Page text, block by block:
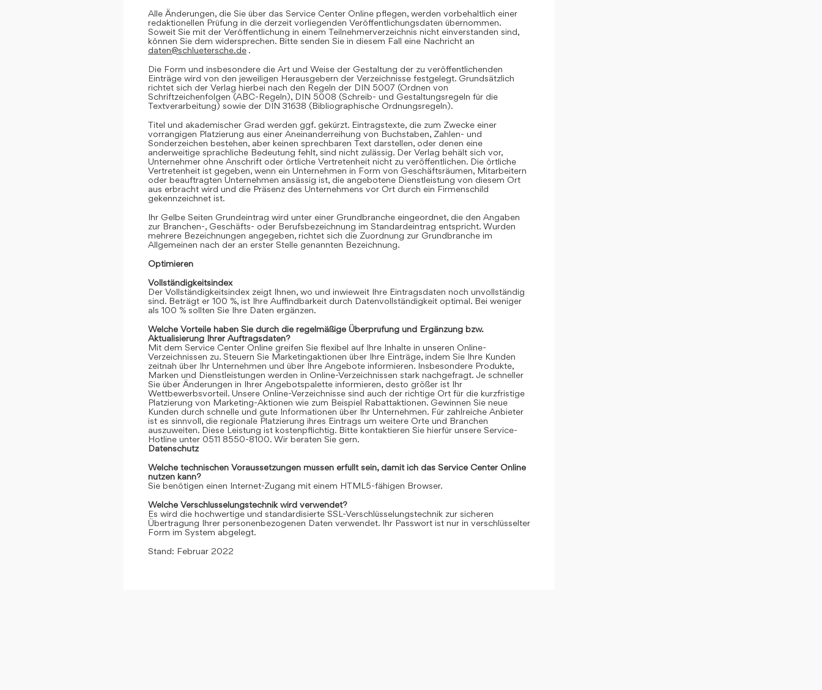
Alle Änderungen, die Sie über das Service Center Online pflegen, werden vorbehaltlich einer
redaktionellen Prüfung in die derzeit vorliegenden Veröffentlichungsdaten übernommen.
Soweit Sie mit der Veröffentlichung in einem Teilnehmerverzeichnis nicht einverstanden sind,
können Sie dem widersprechen. Bitte senden Sie in diesem Fall eine Nachricht an
daten@schluetersche.de .
Die Form und insbesondere die Art und Weise der Gestaltung der zu veröffentlichenden
Einträge wird von den jeweiligen Herausgebern der Verzeichnisse festgelegt. Grundsätzlich
richtet sich der Verlag hierbei nach den Regeln der DIN 5007 (Ordnen von
Schriftzeichenfolgen (ABC-Regeln), DIN 5008 (Schreib- und Gestaltungsregeln für die
Textverarbeitung) sowie der DIN 31638 (Bibliographische Ordnungsregeln).
Titel und akademischer Grad werden ggf. gekürzt. Eintragstexte, die zum Zwecke einer
vorrangigen Platzierung aus einer Aneinanderreihung von Buchstaben, Zahlen- und
Sonderzeichen bestehen, aber keinen sprechbaren Text darstellen, oder denen eine
anderweitige sprachliche Bedeutung fehlt, sind nicht zulässig. Der Verlag behält sich vor,
Unternehmer ohne Anschrift oder örtliche Vertretenheit nicht zu veröffentlichen. Die örtliche
Vertretenheit ist gegeben, wenn ein Unternehmen in Form von Geschäftsräumen, Mitarbeitern
oder beauftragten Unternehmen ansässig ist, die angebotene Dienstleistung von diesem Ort
aus erbracht wird und die Präsenz des Unternehmens vor Ort durch ein Firmenschild
gekennzeichnet ist.
Ihr Gelbe Seiten Grundeintrag wird unter einer Grundbranche eingeordnet, die den Angaben
zur Branchen-, Geschäfts- oder Berufsbezeichnung im Standardeintrag entspricht. Wurden
mehrere Bezeichnungen angegeben, richtet sich die Zuordnung zur Grundbranche im
Allgemeinen nach der an erster Stelle genannten Bezeichnung.
Optimieren
Vollständigkeitsindex
Der Vollständigkeitsindex zeigt Ihnen, wo und inwieweit Ihre Eintragsdaten noch unvollständig
sind. Beträgt er 100 %, ist Ihre Auffindbarkeit durch Datenvollständigkeit optimal. Bei weniger
als 100 % sollten Sie Ihre Daten ergänzen.
Welche Vorteile haben Sie durch die regelmäßige Überprüfung und Ergänzung bzw.
Aktualisierung Ihrer Auftragsdaten?
Mit dem Service Center Online greifen Sie flexibel auf Ihre Inhalte in unseren Online-
Verzeichnissen zu. Steuern Sie Marketingaktionen über Ihre Einträge, indem Sie Ihre Kunden
zeitnah über Ihr Unternehmen und über Ihre Angebote informieren. Insbesondere Produkte,
Marken und Dienstleistungen werden in Online-Verzeichnissen stark nachgefragt. Je schneller
Sie über Änderungen in Ihrer Angebotspalette informieren, desto größer ist Ihr
Wettbewerbsvorteil. Unsere Online-Verzeichnisse sind auch der richtige Ort für die kurzfristige
Platzierung von Marketing-Aktionen wie zum Beispiel Rabattaktionen. Gewinnen Sie neue
Kunden durch schnelle und gute Informationen über Ihr Unternehmen. Für zahlreiche Anbieter
ist es sinnvoll, die regionale Platzierung ihres Eintrags um weitere Orte und Branchen
auszuweiten. Diese Leistung ist kostenpflichtig. Bitte kontaktieren Sie hierfür unsere Service-
Hotline unter 0511 8550-8100. Wir beraten Sie gern.
Datenschutz
Welche technischen Voraussetzungen müssen erfüllt sein, damit ich das Service Center Online
nutzen kann?
Sie benötigen einen Internet-Zugang mit einem HTML5-fähigen Browser.
Welche Verschlüsselungstechnik wird verwendet?
Es wird die hochwertige und standardisierte SSL-Verschlüsselungstechnik zur sicheren
Übertragung Ihrer personenbezogenen Daten verwendet. Ihr Passwort ist nur in verschlüsselter
Form im System abgelegt.
Stand: Februar 2022